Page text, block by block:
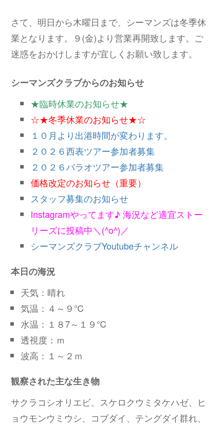
さて、明日から木曜日まで、シーマンズは冬季休
業となります。９(金)より営業再開致します。ご
迷惑をおかけしますが宜しくお願い致します。
シーマンズクラブからのお知らせ
★臨時休業のお知らせ★
☆★冬季休業のお知らせ★☆
１０月より出港時間が変わります。
２０２６西表ツアー参加者募集
２０２６パラオツアー参加者募集
価格改定のお知らせ（重要）
スタッフ募集のお知らせ
Instagramやってます♪ 海況など適宜ストー
リーズに投稿中＼(^o^)／
シーマンズクラブYoutubeチャンネル
本日の海況
天気：晴れ
気温：４～９℃
水温：１８7～１９℃
透視度：ｍ
波高：１～２ｍ
観察された主な生き物
サクラコシオリエビ、スケロクウミタケハゼ、ヒ
ョウモンウミウシ、コブダイ、テングダイ群れ、